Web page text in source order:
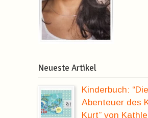
Neueste Artikel
Kinderbuch: “Die
Abenteuer des
Kurt” von